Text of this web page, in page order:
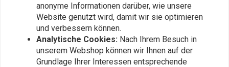
anonyme Informationen darüber, wie unsere
Website genutzt wird, damit wir sie optimieren
und verbessern können.
Analytische Cookies: Nach Ihrem Besuch in
unserem Webshop können wir Ihnen auf der
Grundlage Ihrer Interessen entsprechende